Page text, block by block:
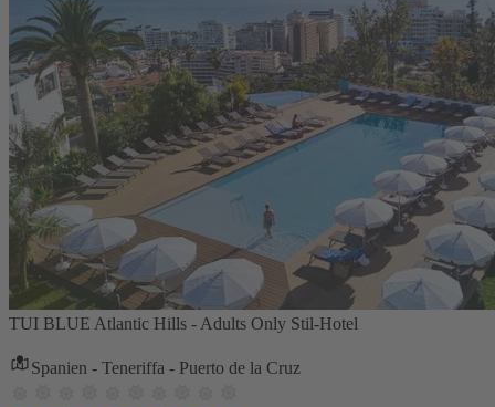
TUI BLUE Atlantic Hills - Adults Only Stil-Hotel
Spanien - Teneriffa - Puerto de la Cruz